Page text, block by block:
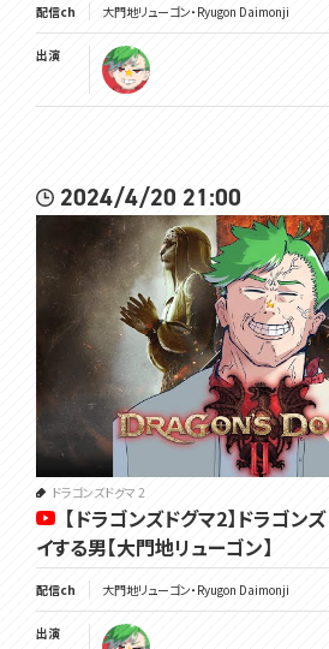
配信ch 大門地リューゴン・Ryugon Daimonji
出演
2024/4/20 21:00
ドラゴンズドグマ 2
【ドラゴンズドグマ2】ドラゴン
イする男【大門地リューゴン】
配信ch 大門地リューゴン・Ryugon Daimonji
出演